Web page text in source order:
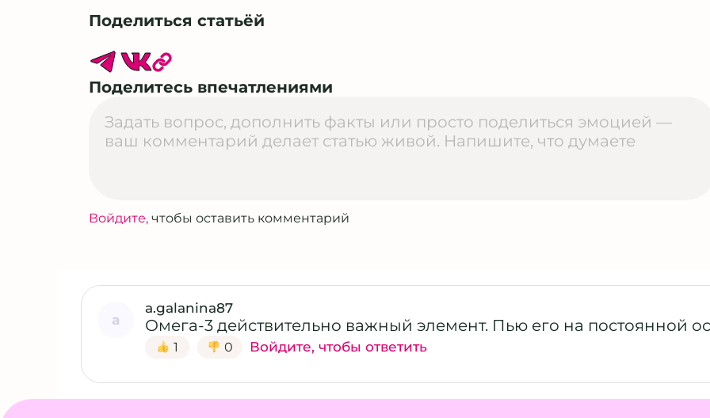
Поделиться статьёй
Поделитесь впечатлениями
Войдите, чтобы оставить комментарий
a
a.galanina87
Омега-3 действительно важный элемент. Пью его на постоянной
1 0 Войдите, чтобы ответить